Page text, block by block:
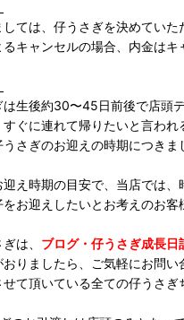
しては、仔うさぎを決めてい
キャンセルの場合、内金は
生後約30〜45日前後で店頭
ぐに連れて帰りたいと言わ
さぎのお迎えの時期につき
え時期の目安で、当店では
お迎えしたいとお考えのお
は、 ブログ・仔うさぎ成長日
りましたら、ご気軽にお問い
て頂いている全ての仔うさ